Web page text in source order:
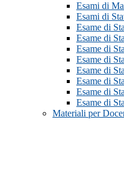
Esami di
Esami di
Esame di
Esame di
Esame di
Esame di
Esame di
Esame di
Esame di
Esame di
Materiali per